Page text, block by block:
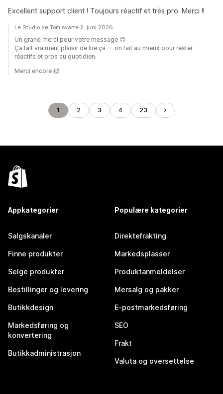
Excellent support client ! Toujours réactif et très pro. Merci !!
Le Studio de Tom svarte 2. juni 2026
Un grand merci pour votre message 😊
Ça fait vraiment plaisir de lire ça — on fait au mieux pour rester
réactifs et pros au quotidien.
Merci encore 🙌
1 2 3 4 23
Appkategorier
Salgskanaler
Finne produkter
Selge produkter
Bestillinger og levering
Butikkdesign
Markedsføring og
konvertering
Butikkadministrasjon
Populære kategorier
Direktefrakting
Markedsplasser
Produktanmeldelser
Mersalg og pakker
E-postmarkedsføring
SEO
Frakt
Valuta og oversettelse